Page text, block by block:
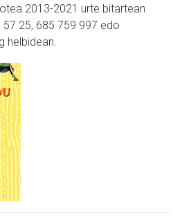
2013-2021 urte bitartean
25, 685 759 997 edo
helbidean.